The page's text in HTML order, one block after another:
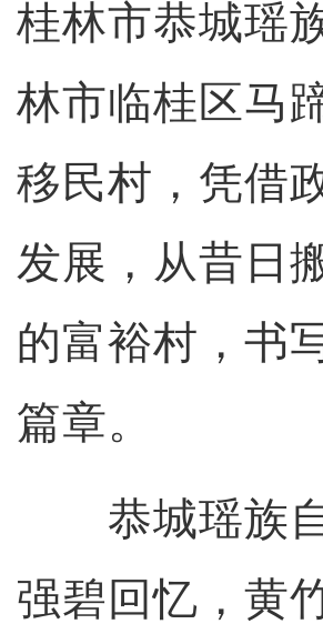
桂林市恭城瑶
林市临桂区马
移民村，凭借
发展，从昔日
的富裕村，书
篇章。
恭城瑶族自
强碧回忆，黄